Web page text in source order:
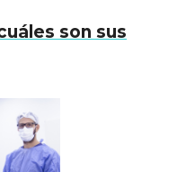
son sus